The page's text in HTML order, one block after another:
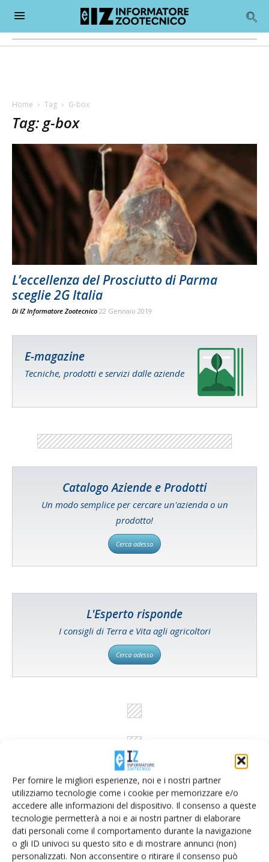
Per fornire le migliori esperienze, noi e i nostri partner
utilizziamo tecnologie come i cookie per memorizzare e/o
accedere alle informazioni del dispositivo. Il consenso a queste
tecnologie permetterà a noi e ai nostri partner di elaborare
dati personali come il comportamento durante la navigazione
o gli ID univoci su questo sito e di mostrare annunci (non)
personalizzati. Non acconsentire o ritirare il consenso può
Home Tag G-box
Tag: g-box
L’eccellenza del Prosciutto di Parma
sceglie 2G Italia
Di IZ Informatore Zootecnico 22 Gennaio 2019
E-magazine
Tecniche, prodotti e servizi dalle aziende
Catalogo Aziende e Prodotti
Un modo semplice per cercare un'azienda o un
prodotto!
Cerca adesso
L'Esperto risponde
I consigli di Terra e Vita agli agricoltori
Cerca adesso
Rimani aggiornato sul mondo
dell’agricoltura